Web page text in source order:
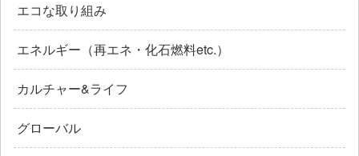
エコな取り組み
エネルギー（再エネ・化石燃料etc.）
カルチャー&ライフ
グローバル